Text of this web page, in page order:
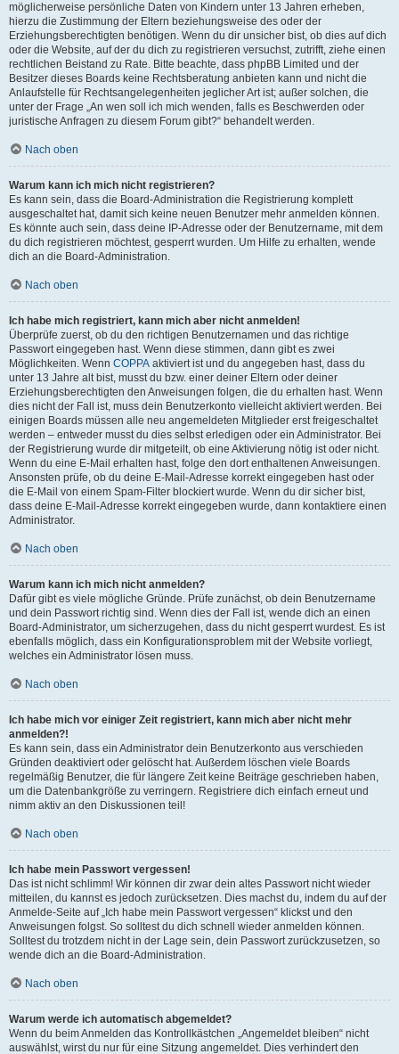
möglicherweise persönliche Daten von Kindern unter 13 Jahren erheben,
hierzu die Zustimmung der Eltern beziehungsweise des oder der
Erziehungsberechtigten benötigen. Wenn du dir unsicher bist, ob dies auf dich
oder die Website, auf der du dich zu registrieren versuchst, zutrifft, ziehe einen
rechtlichen Beistand zu Rate. Bitte beachte, dass phpBB Limited und der
Besitzer dieses Boards keine Rechtsberatung anbieten kann und nicht die
Anlaufstelle für Rechtsangelegenheiten jeglicher Art ist; außer solchen, die
unter der Frage „An wen soll ich mich wenden, falls es Beschwerden oder
juristische Anfragen zu diesem Forum gibt?“ behandelt werden.
Nach oben
Warum kann ich mich nicht registrieren?
Es kann sein, dass die Board-Administration die Registrierung komplett
ausgeschaltet hat, damit sich keine neuen Benutzer mehr anmelden können.
Es könnte auch sein, dass deine IP-Adresse oder der Benutzername, mit dem
du dich registrieren möchtest, gesperrt wurden. Um Hilfe zu erhalten, wende
dich an die Board-Administration.
Nach oben
Ich habe mich registriert, kann mich aber nicht anmelden!
Überprüfe zuerst, ob du den richtigen Benutzernamen und das richtige
Passwort eingegeben hast. Wenn diese stimmen, dann gibt es zwei
Möglichkeiten. Wenn COPPA aktiviert ist und du angegeben hast, dass du
unter 13 Jahre alt bist, musst du bzw. einer deiner Eltern oder deiner
Erziehungsberechtigten den Anweisungen folgen, die du erhalten hast. Wenn
dies nicht der Fall ist, muss dein Benutzerkonto vielleicht aktiviert werden. Bei
einigen Boards müssen alle neu angemeldeten Mitglieder erst freigeschaltet
werden – entweder musst du dies selbst erledigen oder ein Administrator. Bei
der Registrierung wurde dir mitgeteilt, ob eine Aktivierung nötig ist oder nicht.
Wenn du eine E-Mail erhalten hast, folge den dort enthaltenen Anweisungen.
Ansonsten prüfe, ob du deine E-Mail-Adresse korrekt eingegeben hast oder
die E-Mail von einem Spam-Filter blockiert wurde. Wenn du dir sicher bist,
dass deine E-Mail-Adresse korrekt eingegeben wurde, dann kontaktiere einen
Administrator.
Nach oben
Warum kann ich mich nicht anmelden?
Dafür gibt es viele mögliche Gründe. Prüfe zunächst, ob dein Benutzername
und dein Passwort richtig sind. Wenn dies der Fall ist, wende dich an einen
Board-Administrator, um sicherzugehen, dass du nicht gesperrt wurdest. Es ist
ebenfalls möglich, dass ein Konfigurationsproblem mit der Website vorliegt,
welches ein Administrator lösen muss.
Nach oben
Ich habe mich vor einiger Zeit registriert, kann mich aber nicht mehr
anmelden?!
Es kann sein, dass ein Administrator dein Benutzerkonto aus verschieden
Gründen deaktiviert oder gelöscht hat. Außerdem löschen viele Boards
regelmäßig Benutzer, die für längere Zeit keine Beiträge geschrieben haben,
um die Datenbankgröße zu verringern. Registriere dich einfach erneut und
nimm aktiv an den Diskussionen teil!
Nach oben
Ich habe mein Passwort vergessen!
Das ist nicht schlimm! Wir können dir zwar dein altes Passwort nicht wieder
mitteilen, du kannst es jedoch zurücksetzen. Dies machst du, indem du auf der
Anmelde-Seite auf „Ich habe mein Passwort vergessen“ klickst und den
Anweisungen folgst. So solltest du dich schnell wieder anmelden können.
Solltest du trotzdem nicht in der Lage sein, dein Passwort zurückzusetzen, so
wende dich an die Board-Administration.
Nach oben
Warum werde ich automatisch abgemeldet?
Wenn du beim Anmelden das Kontrollkästchen „Angemeldet bleiben“ nicht
auswählst, wirst du nur für eine Sitzung angemeldet. Dies verhindert den